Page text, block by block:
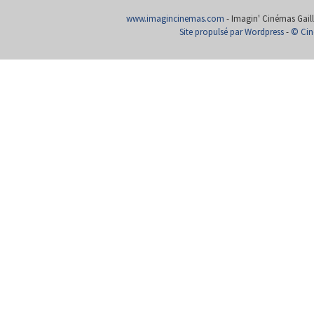
www.imagincinemas.com - Imagin' Cinémas
Site propulsé par Wordpress- ©